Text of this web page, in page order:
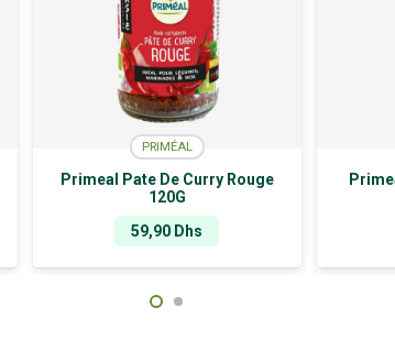
PRIMÉAL
Primeal Pate De Curry Rouge
120G
59,90 Dhs